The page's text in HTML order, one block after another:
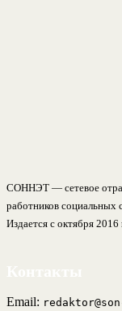
СОННЭТ — сетевое
работников
Издается с октября 2016
Email: